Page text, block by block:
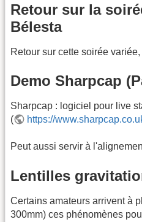
Retour sur la
Bélesta
Retour sur cette soirée
Demo Sharpcap
Sharpcap : logiciel pour live
(
https://
Peut aussi servir à
Lentilles
Certains amateurs arrivent à
300mm) ces phénomènes